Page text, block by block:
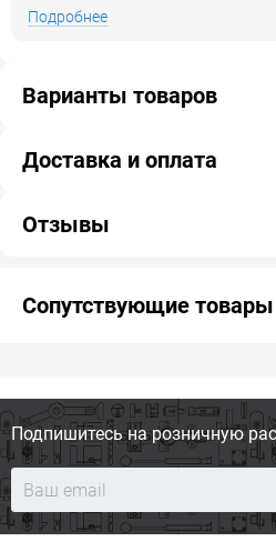
Подробнее
Варианты товаров
Доставка и оплата
Отзывы
Сопутствующие товары
Подпишитесь на розничную